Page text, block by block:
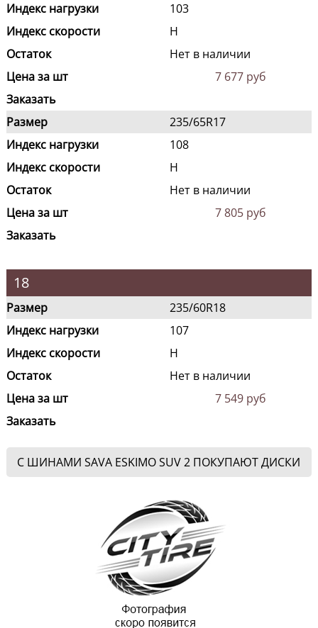
Индекс нагрузки
103
Индекс скорости
H
Остаток
Нет в наличии
Цена за шт
7 677 руб
Заказать
Размер
235/65R17
Индекс нагрузки
108
Индекс скорости
H
Остаток
Нет в наличии
Цена за шт
7 805 руб
Заказать
18
Размер
235/60R18
Индекс нагрузки
107
Индекс скорости
H
Остаток
Нет в наличии
Цена за шт
7 549 руб
Заказать
С ШИНАМИ SAVA ESKIMO SUV 2 ПОКУПАЮТ ДИСКИ